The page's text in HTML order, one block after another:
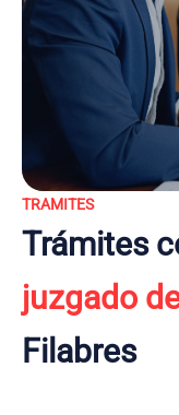
TRAMITES
Trámites
juzgado
Filabres